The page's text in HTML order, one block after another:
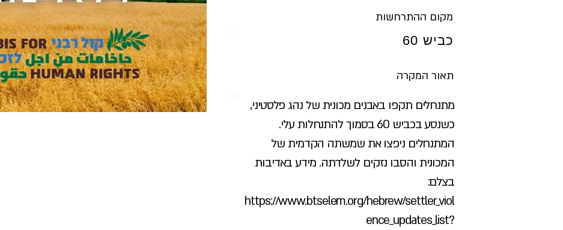
מקום ההתרחשות
כביש 60
תאור המקרה
מתנחלים תקפו באבנים מכונית של נהג פלסטיני,
כשנסע בכביש 60 בסמוך להתנחלות עלי.
המתנחלים ניפצו את שמשתה הקדמית של
המכונית והסבו נזקים לשלדתה. מידע באדיבות
בצלם:
https://www.btselem.org/hebrew/settler_viol
ence_updates_list?